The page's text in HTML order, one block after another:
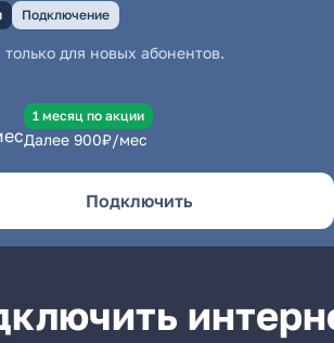
Подключение
для новых абонентов.
1 месяц по акции
Далее 900₽/мес
Подключить